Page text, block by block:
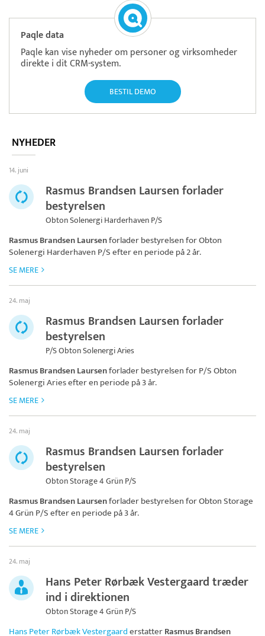
Paqle data
Paqle kan vise nyheder om personer og virksomheder
direkte i dit CRM-system.
BESTIL DEMO
NYHEDER
14. juni
Rasmus Brandsen Laursen forlader
bestyrelsen
Obton Solenergi Harderhaven P/S
Rasmus Brandsen Laursenforlader bestyrelsen forObton
Solenergi Harderhaven P/Sefter en periode på 2 år.
SE MERE
24. maj
Rasmus Brandsen Laursen forlader
bestyrelsen
P/S Obton Solenergi Aries
Rasmus Brandsen Laursenforlader bestyrelsen forP/S Obton
Solenergi Ariesefter en periode på 3 år.
SE MERE
24. maj
Rasmus Brandsen Laursen forlader
bestyrelsen
Obton Storage 4 Grün P/S
Rasmus Brandsen Laursenforlader bestyrelsen forObton Storage
4 Grün P/Sefter en periode på 3 år.
SE MERE
24. maj
Hans Peter Rørbæk Vestergaard træder
ind i direktionen
Obton Storage 4 Grün P/S
Hans Peter Rørbæk VestergaarderstatterRasmus Brandsen